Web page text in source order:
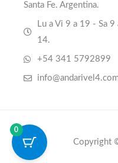
Santa Fe. Argentina.
Lu a Vi 9 a 19 - Sa 9
14.
+54 341 5792899
Copyright
0